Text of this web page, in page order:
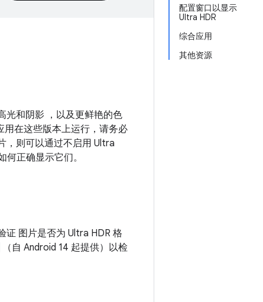
配置窗口以显示
Ultra HDR
综合应用
其他资源
光和阴影 ，以及更鲜艳的色
用在这些版本上运行，请务必
，则可以通过不启用 Ultra
正确显示它们。
证 图片是否为 Ultra HDR 格
（自 Android 14 起提供）以检